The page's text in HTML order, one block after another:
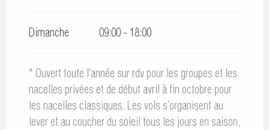
Dimanche 09:00 - 18:00
* Ouvert toute l'année sur rdv pour les groupes et les
nacelles privées et de début avril à fin octobre pour
les nacelles classiques. Les vols s'organisent au
lever et au coucher du soleil tous les jours en saison,